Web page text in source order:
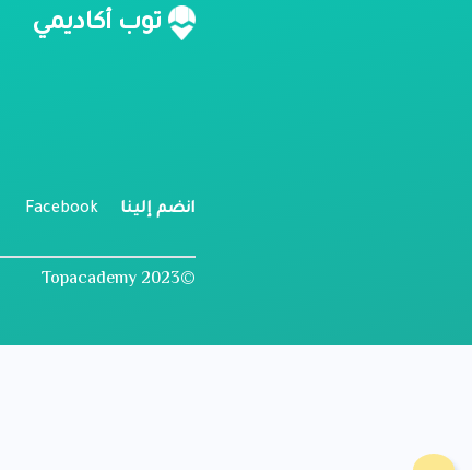
توب أكاديمي
انضم إلينا Facebook
©2023 Topacademy